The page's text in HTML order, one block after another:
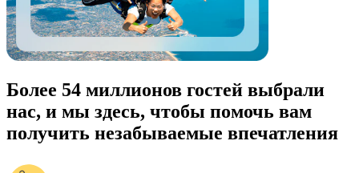
Более 54 миллионов гостей выбрали
нас, и мы здесь, чтобы помочь вам
получить незабываемые впечатления